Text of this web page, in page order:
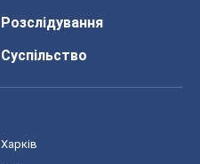
Розслідування
Суспільство
Харків